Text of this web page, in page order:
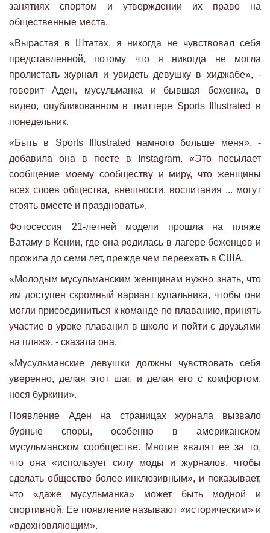
занятиях спортом и утверждении их право на
общественные места.
«Вырастая в Штатах, я никогда не чувствовал себя
представленной, потому что я никогда не могла
пролистать журнал и увидеть девушку в хиджабе», -
говорит Аден, мусульманка и бывшая беженка, в
видео, опубликованном в твиттере Sports Illustrated в
понедельник.
«Быть ​​в Sports Illustrated намного больше меня», -
добавила она в посте в Instagram. «Это посылает
сообщение моему сообществу и миру, что женщины
всех слоев общества, внешности, воспитания ... могут
стоять вместе и праздновать».
Фотосессия 21-летней модели прошла на пляже
Ватаму в Кении, где она родилась в лагере беженцев и
прожила до семи лет, прежде чем переехать в США.
«Молодым мусульманским женщинам нужно знать, что
им доступен скромный вариант купальника, чтобы они
могли присоединиться к команде по плаванию, принять
участие в уроке плавания в школе и пойти с друзьями
на пляж», - сказала она.
«Мусульманские девушки должны чувствовать себя
уверенно, делая этот шаг, и делая его с комфортом,
нося буркини».
Появление Аден на страницах журнала вызвало
бурные споры, особенно в американском
мусульманском сообществе. Многие хвалят ее за то,
что она «использует силу моды и журналов, чтобы
сделать общество более инклюзивным», и показывает,
что «даже мусульманка» может быть модной и
спортивной. Ее появление называют «историческим» и
«вдохновляющим».